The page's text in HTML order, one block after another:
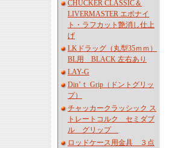
CHUCKER CLASSIC＆
LIVERMASTER エボナイ
ト・ラフカット艶消し仕上
げ
LKドラッグ（丸型35ｍｍ）
BL用 BLACK 左右あり
LAY-G
Din’ｔ Grip（ドントグリッ
プ）
チャッカークラッシック ス
トレートコルク セミダブ
ル グリップ
ロッドケース用金具 ３点